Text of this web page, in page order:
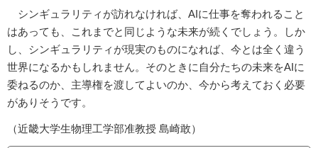
シンギュラリティが訪れなければ、AIに仕事を奪われること
はあっても、これまでと同じような未来が続くでしょう。しか
し、シンギュラリティが現実のものになれば、今とは全く違う
世界になるかもしれません。そのときに自分たちの未来をAIに
委ねるのか、主導権を渡してよいのか、今から考えておく必要
がありそうです。
（近畿大学生物理工学部准教授 島崎敢）